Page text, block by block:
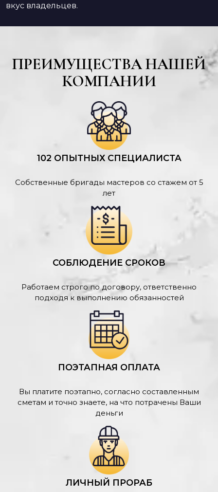
вкус владельцев.
ПРЕИМУЩЕСТВА НАШЕЙ
КОМПАНИИ
102 ОПЫТНЫХ СПЕЦИАЛИСТА
Собственные бригады мастеров со стажем от 5
лет
СОБЛЮДЕНИЕ СРОКОВ
Работаем строго по договору, ответственно
подходя к выполнению обязанностей
ПОЭТАПНАЯ ОПЛАТА
Вы платите поэтапно, согласно составленным
сметам и точно знаете, на что потрачены Ваши
деньги
ЛИЧНЫЙ ПРОРАБ